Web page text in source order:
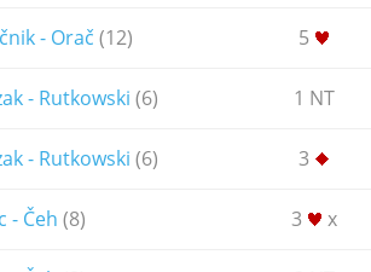
- Orač (12) 5
- Rutkowski (6) 1 NT
- Rutkowski (6) 3
- Čeh (8) 3 x